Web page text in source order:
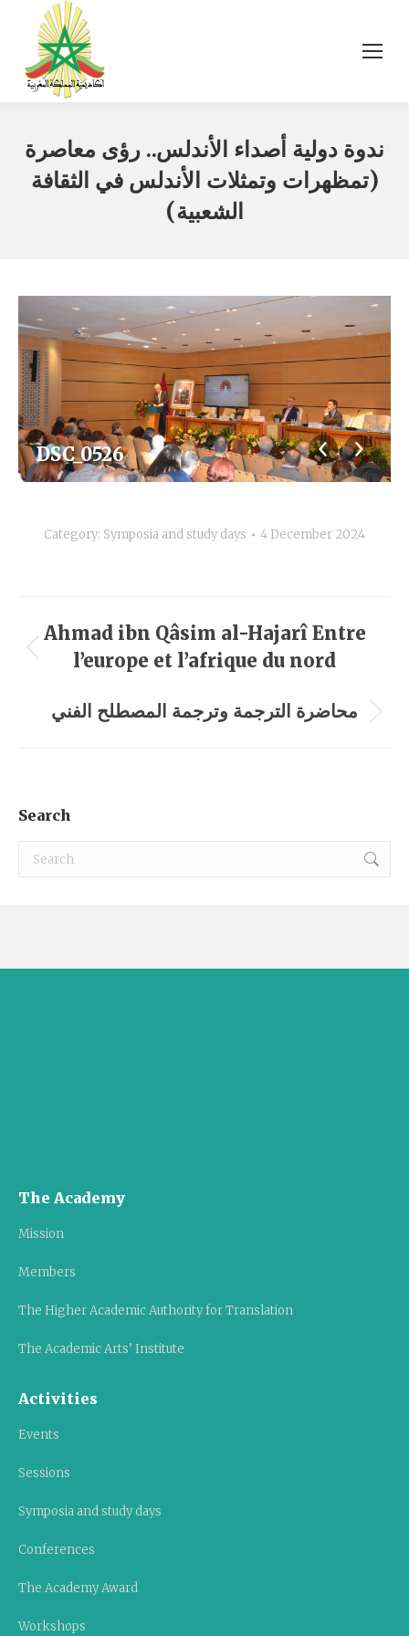
ندوة دولية أصداء الأندلس.. رؤى معاصرة
(تمظهرات وتمثلات الأندلس في الثقافة
الشعبية)
DSC_0526
Category: Symposia and study days 4 December 2024
Album
navigation
Previous
Ahmad ibn Qâsim al-Hajarî Entre
l’europe et l’afrique du nord
Next
محاضرة الترجمة وترجمة المصطلح الفني
Search
Search:
The Academy
Mission
Members
The Higher Academic Authority for Translation
The Academic Arts’ Institute
Activities
Events
Sessions
Symposia and study days
Conferences
The Academy Award
Workshops